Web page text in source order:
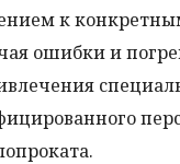
к
ошибки и